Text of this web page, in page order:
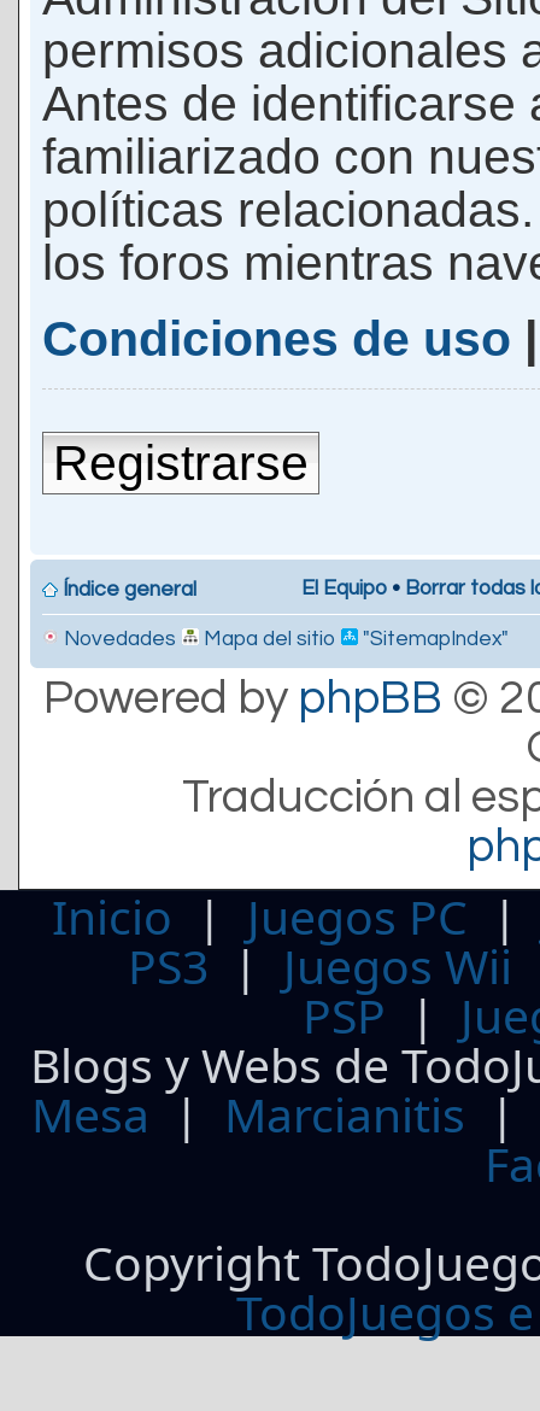
permisos adicionales
Antes de identificarse
familiarizado con
políticas
los foros mientras
Condiciones de uso
Registrarse
Índice general El Equipo • Borrar todas
Novedades Mapa del sitio "SitemapIndex"
Powered by phpBB ©
Traducción al
Inicio | Juegos PC
PS3| Juegos Wii
PSP |
Blogs y Webs de
Mesa | Marcianitis |
Copyright
TodoJuegos